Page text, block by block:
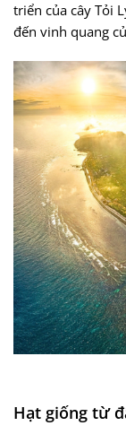
triển của cây Tỏi
đến vinh quang
Hạt giống từ